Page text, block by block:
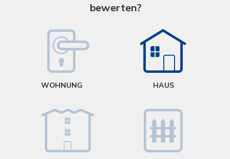
bewerten?
WOHNUNG HAUS